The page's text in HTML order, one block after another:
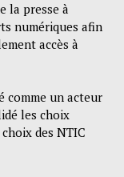
la presse à
numériques afin
accès à
comme un acteur
les choix
des NTIC